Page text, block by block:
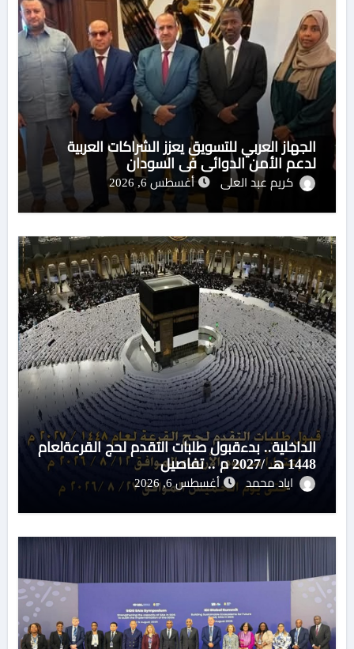
الجهاز العربي للتسويق يعزز الشراكات العربية
لدعم الأمن الدوائي في السودان
كريم عبد العلى أغسطس 6, 2026
الداخلية.. بدءقبول طلبات التقدم لحج القرعةلعام
1448 هـ /2027 م .. تفاصيل
اياد محمد أغسطس 6, 2026